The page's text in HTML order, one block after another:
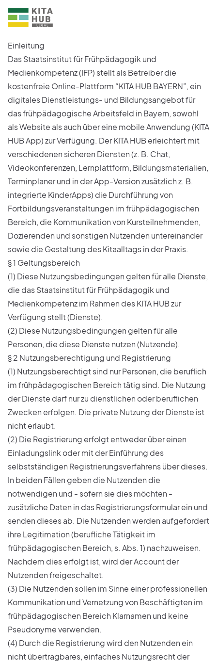
Einleitung
Das Staatsinstitut für Frühpädagogik und
Medienkompetenz (IFP) stellt als Betreiber die
kostenfreie Online-Plattform “KITA HUB BAYERN”, ein
digitales Dienstleistungs- und Bildungsangebot für
das frühpädagogische Arbeitsfeld in Bayern, sowohl
als Website als auch über eine mobile Anwendung (KITA
HUB App) zur Verfügung. Der KITA HUB erleichtert mit
verschiedenen sicheren Diensten (z. B. Chat,
Videokonferenzen, Lernplattform, Bildungsmaterialien,
Terminplaner und in der App-Version zusätzlich z. B.
integrierte KinderApps) die Durchführung von
Fortbildungsveranstaltungen im frühpädagogischen
Bereich, die Kommunikation von Kursteilnehmenden,
Dozierenden und sonstigen Nutzenden untereinander
sowie die Gestaltung des Kitaalltags in der Praxis.
§ 1 Geltungsbereich
(1) Diese Nutzungsbedingungen gelten für alle Dienste,
die das Staatsinstitut für Frühpädagogik und
Medienkompetenz im Rahmen des KITA HUB zur
Verfügung stellt (Dienste).
(2) Diese Nutzungsbedingungen gelten für alle
Personen, die diese Dienste nutzen (Nutzende).
§ 2 Nutzungsberechtigung und Registrierung
(1) Nutzungsberechtigt sind nur Personen, die beruflich
im frühpädagogischen Bereich tätig sind. Die Nutzung
der Dienste darf nur zu dienstlichen oder beruflichen
Zwecken erfolgen. Die private Nutzung der Dienste ist
nicht erlaubt.
(2) Die Registrierung erfolgt entweder über einen
Einladungslink oder mit der Einführung des
selbstständigen Registrierungsverfahrens über dieses.
In beiden Fällen geben die Nutzenden die
notwendigen und - sofern sie dies möchten -
zusätzliche Daten in das Registrierungsformular ein und
senden dieses ab. Die Nutzenden werden aufgefordert
ihre Legitimation (berufliche Tätigkeit im
frühpädagogischen Bereich, s. Abs. 1) nachzuweisen.
Nachdem dies erfolgt ist, wird der Account der
Nutzenden freigeschaltet.
(3) Die Nutzenden sollen im Sinne einer professionellen
Kommunikation und Vernetzung von Beschäftigten im
frühpädagogischen Bereich Klarnamen und keine
Pseudonyme verwenden.
(4) Durch die Registrierung wird den Nutzenden ein
nicht übertragbares, einfaches Nutzungsrecht der